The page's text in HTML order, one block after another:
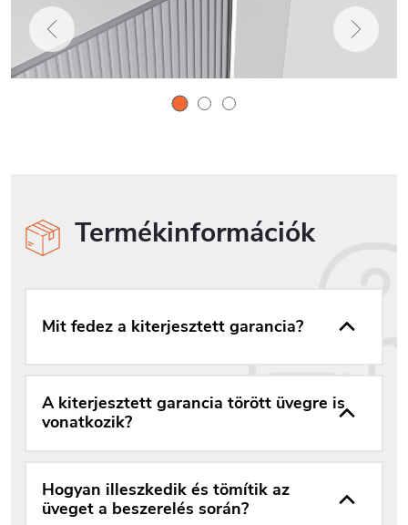
Termékinformációk
Mit fedez a kiterjesztett garancia?
A kiterjesztett garancia törött üvegre is
vonatkozik?
Hogyan illeszkedik és tömítik az
üveget a beszerelés során?